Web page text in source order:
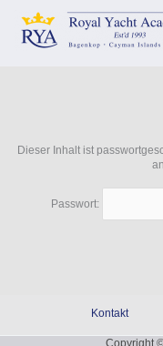
Dieser Inhalt ist
Passwort:
Kontakt